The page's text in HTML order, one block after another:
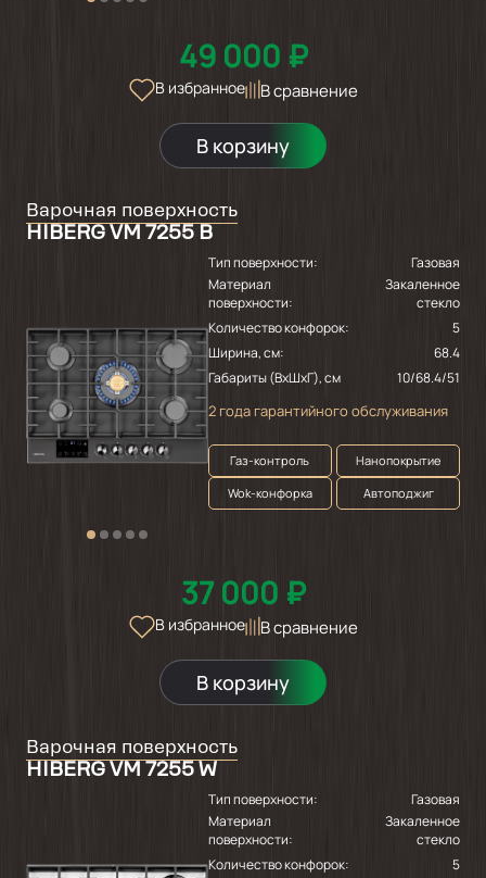
49 000 ₽
В избранное В сравнение
В корзину
Варочная поверхность
HIBERG VM 7255 B
Тип поверхности:
Газовая
Материал
поверхности:
Закаленное
стекло
Количество конфорок:
5
Ширина, см:
68.4
Габариты (ВхШхГ), см
10/68.4/51
2 года гарантийного обслуживания
Газ-контроль
Нанопокрытие
Wok-конфорка
Автоподжиг
37 000 ₽
В избранное В сравнение
В корзину
Варочная поверхность
HIBERG VM 7255 W
Тип поверхности:
Газовая
Материал
поверхности:
Закаленное
стекло
Количество конфорок:
5